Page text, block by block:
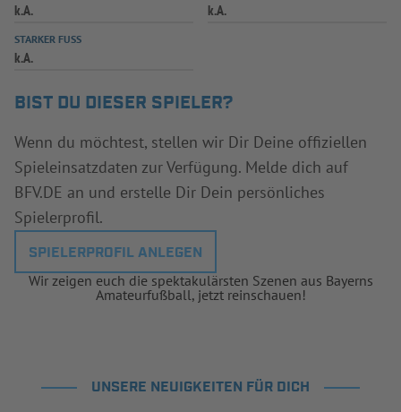
k.A. k.A.
STARKER FUSS
k.A.
BIST DU DIESER SPIELER?
Wenn du möchtest, stellen wir Dir Deine offiziellen
Spieleinsatzdaten zur Verfügung. Melde dich auf
BFV.DE an und erstelle Dir Dein persönliches
Spielerprofil.
SPIELERPROFIL ANLEGEN
Wir zeigen euch die spektakulärsten Szenen aus Bayerns
Amateurfußball, jetzt reinschauen!
UNSERE NEUIGKEITEN FÜR DICH